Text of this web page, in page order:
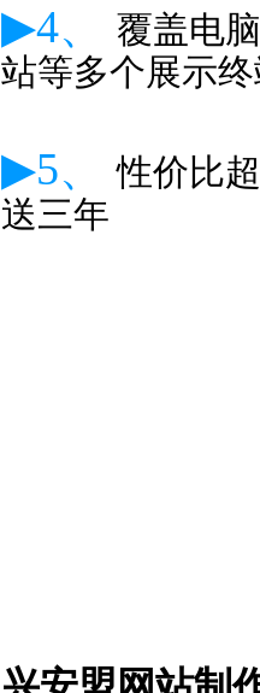
▶4、
覆盖电
站等多个展示
▶5、性价比
送三年